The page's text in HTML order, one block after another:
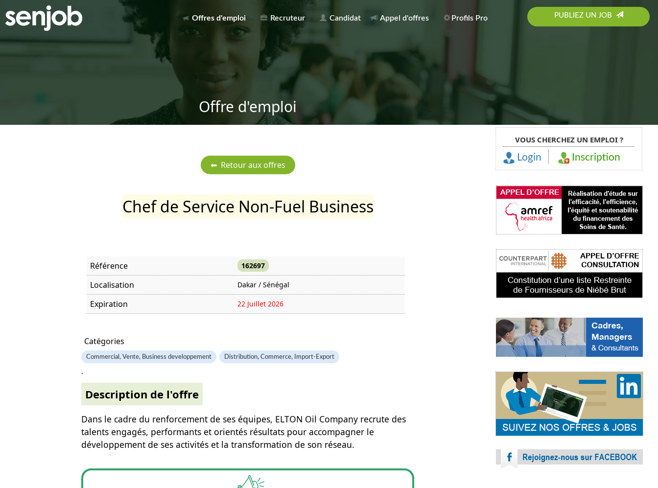
Offres d'emploi Recruteur Candidat Appel d'offres Profils Pro PUBLIEZ UN JOB
Offre d'emploi
Chef de Service Non-Fuel Business
Référence 162697
Localisation Dakar / Sénégal
Expiration 22 Juillet 2026
Catégories
Commercial, Vente, Business developpement Distribution, Commerce, Import-Export
.
Description de l'offre
Dans le cadre du renforcement de ses équipes, ELTON Oil Company recrute des
talents engagés, performants et orientés résultats pour accompagner le
développement de ses activités et la transformation de son réseau.
VOUS CHERCHEZ UN EMPLOI ?
Login Inscription